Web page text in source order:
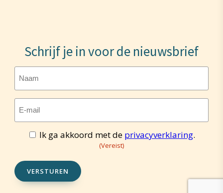
Schrijf je in voor de nieuwsbrief
Naam
E-
mailadres(Vereist)
Toestemming(Vereist)
Ik ga akkoord met de privacyverklaring.
(Vereist)
VERSTUREN